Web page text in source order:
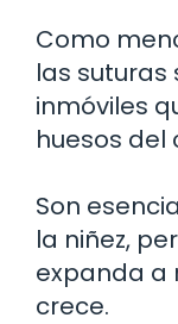
Como
las suturas
inmóviles
huesos del
Son
la niñez,
expanda a
crece.